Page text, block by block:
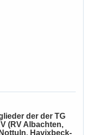
der der TG
(RV Albachten,
Havixbeck-